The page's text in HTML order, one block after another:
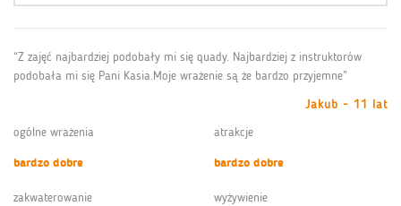
“Z zajęć najbardziej podobały mi się quady. Najbardziej z instruktorów
podobała mi się Pani Kasia.Moje wrażenie są że bardzo przyjemne”
Jakub - 11 lat
ogólne wrażenia
bardzo dobre
atrakcje
bardzo dobre
zakwaterowanie
wyżywienie